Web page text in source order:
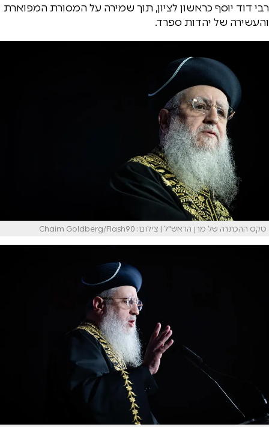
רבי דוד יוסף כראשון לציון, תוך שמירה על המסורת המפוארת
והעשירה של יהדות ספרד.
טקס ההכתרה של מרן הראש"ל | צילום: Chaim Goldberg/Flash90